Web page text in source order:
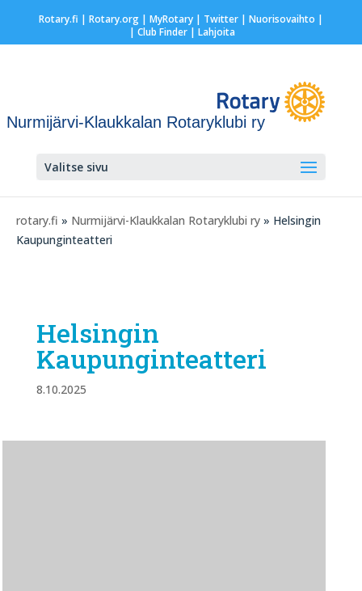
Rotary.fi | Rotary.org| MyRotary| Twitter| Nuorisovaihto |
| Club Finder| Lahjoita
Nurmijärvi-Klaukkalan Rotaryklubi ry
Valitse sivu
rotary.fi » Nurmijärvi-Klaukkalan Rotaryklubi ry » Helsingin
Kaupunginteatteri
Helsingin
Kaupunginteatteri
8.10.2025